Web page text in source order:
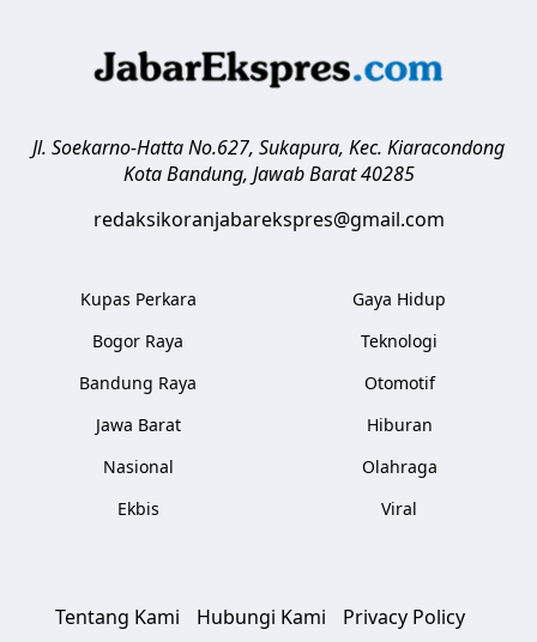
Jl. Soekarno-Hatta No.627, Sukapura, Kec. Kiaracondong
Kota Bandung, Jawab Barat 40285
redaksikoranjabarekspres@gmail.com
Kupas Perkara
Bogor Raya
Bandung Raya
Jawa Barat
Nasional
Ekbis
Gaya Hidup
Teknologi
Otomotif
Hiburan
Olahraga
Viral
Tentang Kami Hubungi Kami Privacy Policy